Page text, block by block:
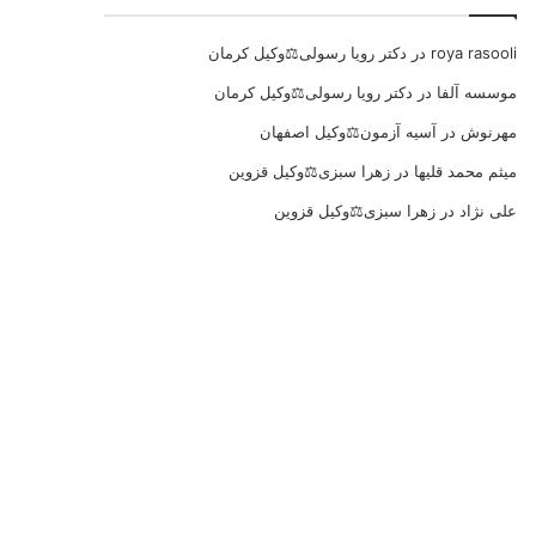
roya rasooli در دکتر رویا رسولی⚖️وکیل کرمان
موسسه آلفا در دکتر رویا رسولی⚖️وکیل کرمان
مهرنوش در آسیه آزمون⚖️وکیل اصفهان
میثم محمد قلیها درزهرا سبزی⚖️وکیل قزوین
علی نژاد درزهرا سبزی⚖️وکیل قزوین